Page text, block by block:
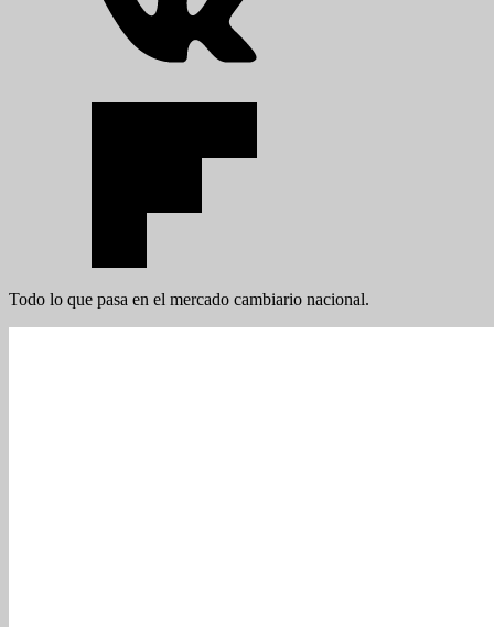
Todo lo que pasa en el mercado cambiario nacional.